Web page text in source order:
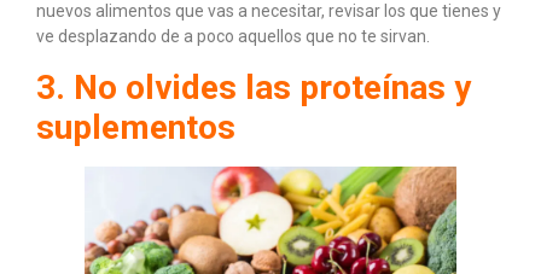
nuevos alimentos que vas a necesitar, revisar los que tienes y
ve desplazando de a poco aquellos que no te sirvan.
3. No olvides las proteínas y
suplementos